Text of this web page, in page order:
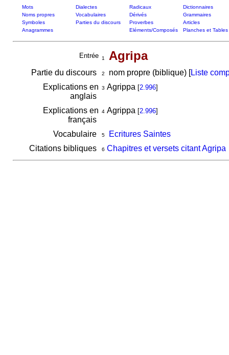
Mots Dialectes Radicaux
Dictionnaires
Noms propres
Vocabulaires Dérivés
Grammaires
Symboles
Parties du discours Proverbes
Articles
Anagrammes
Eléments/Composés Planches et Tables
Entrée 1 Agripa
Partie du discours 2 nom propre (biblique) [Liste
Explications en
anglais
3 Agrippa [2.996]
Explications en
français
4Agrippa [2.996]
Vocabulaire 5
Ecritures Saintes
Citations bibliques
6 Chapitres et versets citant Agripa